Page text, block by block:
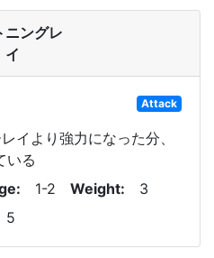
ニングレ
イ
Attack
イより強力になった分、
いる
1-2 Weight
3
5